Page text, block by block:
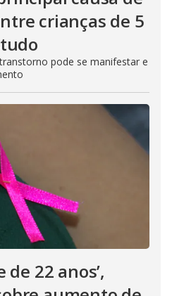
crianças de 5
pode se manifestar e
de 22 anos’,